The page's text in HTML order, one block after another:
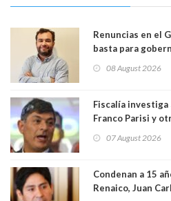
Renuncias en el
basta para
08 August 2026
Fiscalía
Franco Parisi y
07 August 2026
Condenan a 15
Renaico, Juan